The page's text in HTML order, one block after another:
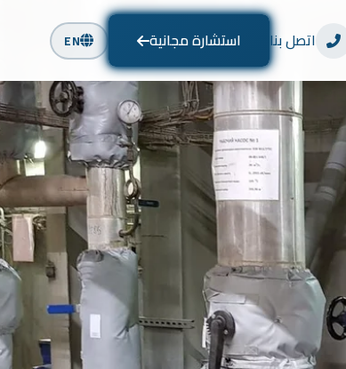
اتصل بنا استشارة مجانية EN